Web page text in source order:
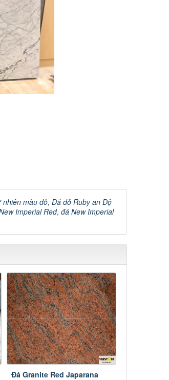
màu đỏ, Đá đỏ Ruby an Độ
Imperial Red, đá New Imperial
Đá Granite Red Japarana